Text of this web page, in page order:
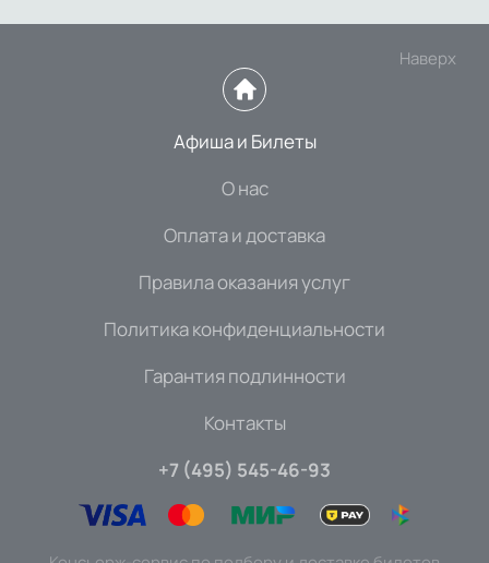
Наверх
Афиша и Билеты
О нас
Оплата и доставка
Правила оказания услуг
Политика конфиденциальности
Гарантия подлинности
Контакты
+7 (495) 545-46-93